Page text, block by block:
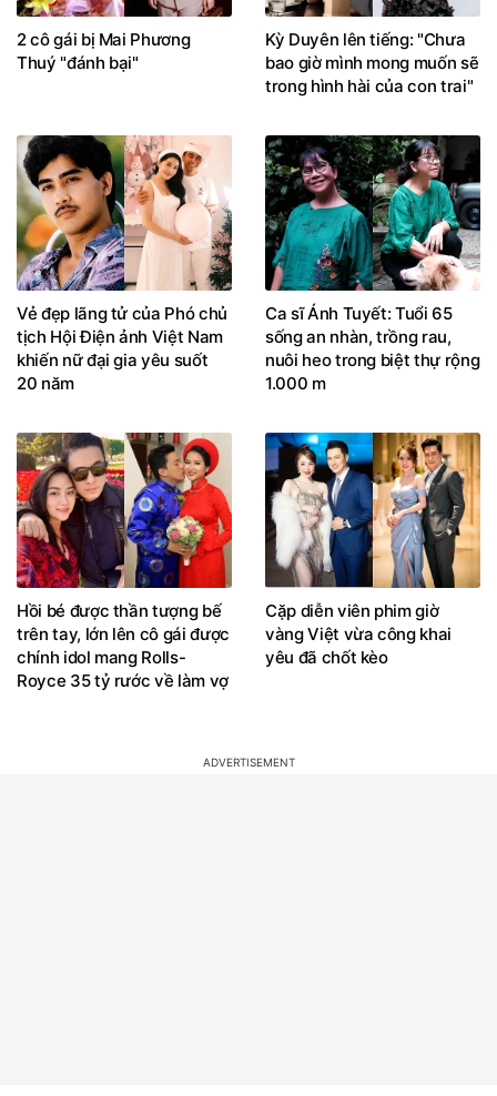
2 cô gái bị Mai Phương
Thuý "đánh bại"
Kỳ Duyên lên tiếng: "Chưa
bao giờ mình mong muốn sẽ
trong hình hài của con trai"
Vẻ đẹp lãng tử của Phó chủ
tịch Hội Điện ảnh Việt Nam
khiến nữ đại gia yêu suốt
20 năm
Ca sĩ Ánh Tuyết: Tuổi 65
sống an nhàn, trồng rau,
nuôi heo trong biệt thự rộng
1.000 m
Hồi bé được thần tượng bế
trên tay, lớn lên cô gái được
chính idol mang Rolls-
Royce 35 tỷ rước về làm vợ
Cặp diễn viên phim giờ
vàng Việt vừa công khai
yêu đã chốt kèo